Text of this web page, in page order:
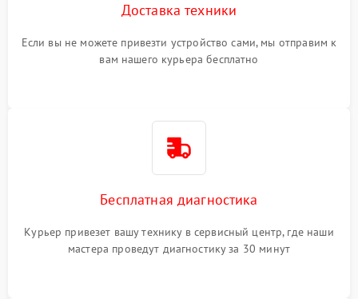
Доставка техники
Если вы не можете привезти устройство сами, мы отправим к
вам нашего курьера бесплатно
Бесплатная диагностика
Курьер привезет вашу технику в сервисный центр, где наши
мастера проведут диагностику за 30 минут